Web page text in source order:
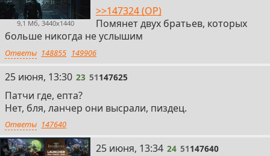
9,1 Мб, 3440x1440
>>147324 (OP)
Помянет двух братьев, которых
больше никогда не услышим
Ответы 148855 149906
23
25 июня, 13:30 23 51147625
Патчи где, епта?
Нет, бля, ланчер они высрали, пиздец.
Ответы 147640
24
25 июня, 13:34 24 51147640